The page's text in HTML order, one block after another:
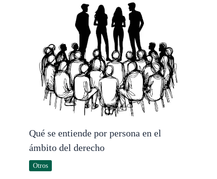
Qué se entiende por persona en el
ámbito del derecho
Otros